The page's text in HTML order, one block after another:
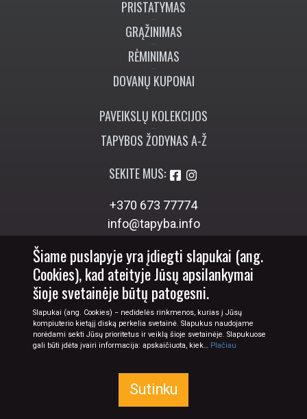
PRISTATYMAS
GRĄŽINIMAS
RĖMINIMAS
DOVANŲ KUPONAI
PAVEIKSLŲ KOLEKCIJOS
TAPYBOS ŽODYNAS A-Ž
SEKITE MUS:
+370 673 77774
info@tapyba.info
© 2026 Tapyba.info - paveikslai internetu
Šiame puslapyje yra įdiegti slapukai (ang.
Cookies), kad ateityje Jūsų apsilankymai
šioje svetainėje būtų patogesni.
Slapukai (ang. Cookies) − nedidelės rinkmenos, kurias į Jūsų
kompiuterio kietąjį diską perkelia svetainė. Slapukus naudojame
norėdami sekti Jūsų prioritetus ir veiklą šioje svetainėje. Slapukuose
gali būti įdėta įvairi informacija: apskaičiuota, kiek… Plačiau
Sutinku